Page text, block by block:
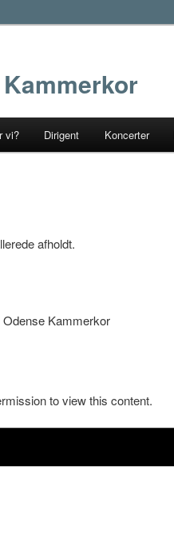
vi? Dirigent Koncerter
afholdt.
Kammerkor
to view this content.